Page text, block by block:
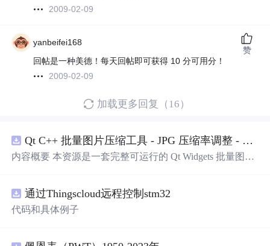
2009-02-09
yanbeifei168
回帖是一种美德！每天回帖即可获得 10 分可用分！
2009-02-09
赞
加载更多回复（16）
Qt C++ 批量图片压缩工具 - JPG 压缩率调整 - 批量修改分辨率 - 本地图片批处理（源码）
内容概要 本资源是一套完整可运行的 Qt Widgets 批量图片
张图片、直接读取整个文件夹内所有 JPG/PNG 图像，可自
定义输出图片分辨率、调节 JPG0~100 区间压缩质量，自
通过Thingscloud远程控制stm32
代码和具体例子